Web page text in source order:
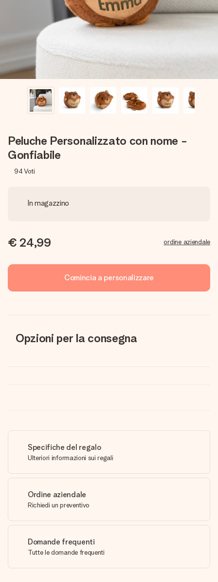
una tua foto o un messaggio che tocchi il cuore. Nessuna
complicazione, solo tanto amore per il momento perfetto.
Peluche Personalizzato con nome -
Gonfiabile
94Voti
In magazzino
€ 24,99 ordine aziendale
Comincia a personalizzare
Opzioni per la consegna
Specifiche del regalo
Ulteriori informazioni sui regali
Ordine aziendale
Richiedi un preventivo
Domande frequenti
Tutte le domande frequenti